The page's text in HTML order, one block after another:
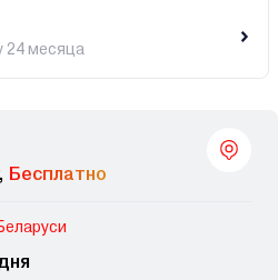
24 месяца
Бесплатно